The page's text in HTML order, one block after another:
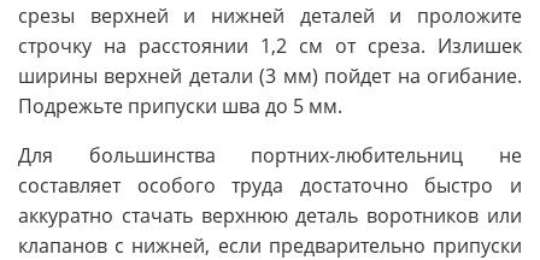
срезы верхней и нижней деталей и проложите
строчку на расстоянии 1,2 см от среза. Излишек
ширины верхней детали (3 мм) пойдет на огибание.
Подрежьте припуски шва до 5 мм.
Для большинства портних-любительниц не
составляет особого труда достаточно быстро и
аккуратно стачать верхнюю деталь воротников или
клапанов с нижней, если предварительно припуски